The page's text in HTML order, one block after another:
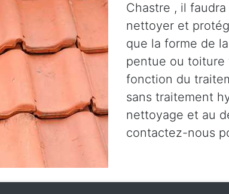
Chastre , il
nettoyer et
que la forme de
pentue ou toiture
fonction du
sans traitement
nettoyage et au
contactez-nous